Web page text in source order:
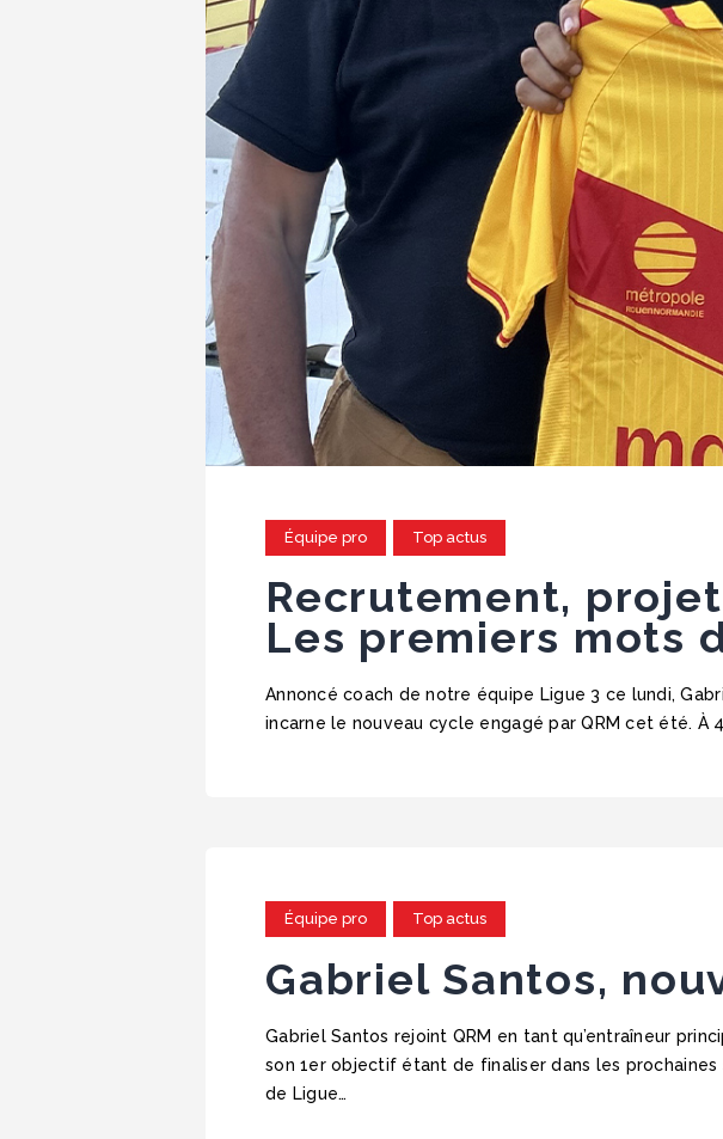
Équipe pro Top actus
Recrutement,
Les premiers mots
Annoncé coach de notre équipe Ligue 3 ce lundi,
incarne le nouveau cycle engagé par QRM cet été. À
Équipe pro Top actus
Gabriel Santos,
Gabriel Santos rejoint QRM en tant qu’entraîneur
son 1er objectif étant de finaliser dans les
de Ligue…